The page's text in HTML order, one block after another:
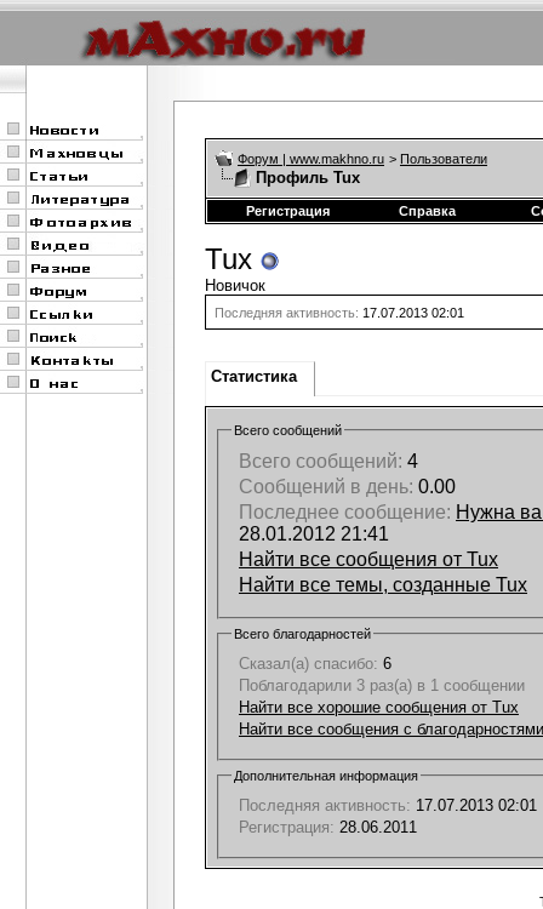
Форум | www.makhno.ru > Пользователи
Профиль Tux
Регистрация Справка
Tux
Новичок
Последняя активность: 17.07.2013 02:01
Статистика
Всего сообщений
Всего сообщений: 4
Сообщений в день: 0.00
Последнее сообщение: Нужна
28.01.2012 21:41
Найти все сообщения от Tux
Найти все темы, созданные Tux
Всего благодарностей
Сказал(а) спасибо: 6
Поблагодарили 3 раз(а) в 1 сообщении
Найти все хорошие сообщения от Tux
Найти все сообщения с
Дополнительная информация
Последняя активность: 17.07.2013 02:01
Регистрация: 28.06.2011